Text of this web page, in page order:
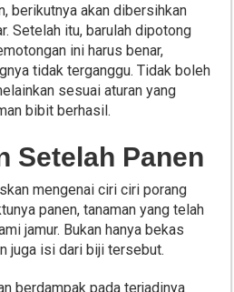
berikutnya akan dibersihkan
Setelah itu, barulah dipotong
ini harus benar,
tidak terganggu. Tidak boleh
sesuai aturan yang
bibit berhasil.
Setelah Panen
mengenai ciri ciri porang
panen, tanaman yang telah
jamur. Bukan hanya bekas
juga isi dari biji tersebut.
berdampak pada terjadinya